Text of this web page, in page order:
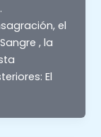
el
, la
El